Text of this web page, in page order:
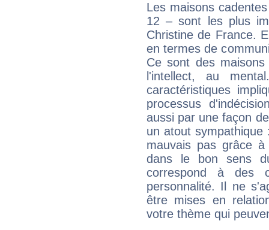
Les maisons
12 – sont les plus
Christine de France.
en termes de
Ce sont des
l'intellect, au
caractéristiques
processus
aussi par une façon
un atout
mauvais pas grâce
dans le bon sens
correspond à des
personnalité. Il ne
être mises en
votre thème qui